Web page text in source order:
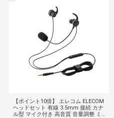
【ポイント10倍】 エレコム ELECOM
ヘッドセット 有線 3.5mm 接続 カナ
ル型 マイク付き 高音質 音量調整 ミ